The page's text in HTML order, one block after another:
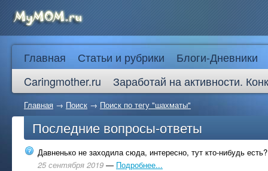
Главная Статьи и рубрики
Блоги-Дневники
Caringmother.ru
Заработай на активности.
Главная → Поиск → Поиск по тегу "шахматы"
Последние вопросы-ответы
Давненько не заходила сюда, интересно, тут кто-нибудь есть?
25 сентября 2019 — Подробнее...